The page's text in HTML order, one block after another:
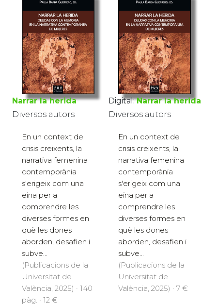
Narrar la herida
Diversos autors
En un context de
crisis creixents, la
narrativa femenina
contemporània
s'erigeix com una
eina per a
comprendre les
diverses formes en
què les dones
aborden, desafien i
subve...
(Publicacions de la
Universitat de
València, 2025) · 140
pàg. · 12 €
Digital: Narrar la herida
Diversos autors
En un context de
crisis creixents, la
narrativa femenina
contemporània
s'erigeix com una
eina per a
comprendre les
diverses formes en
què les dones
aborden, desafien i
subve...
(Publicacions de la
Universitat de
València, 2025) · 7 €